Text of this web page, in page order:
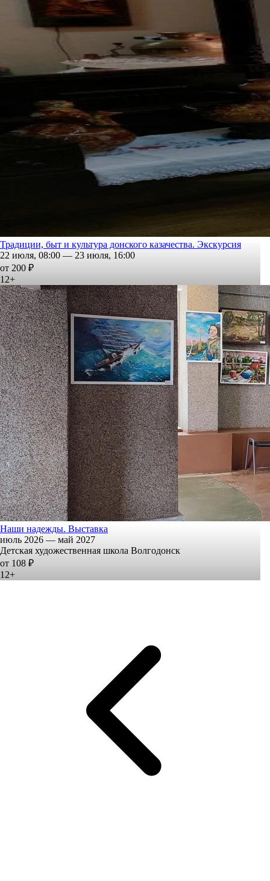
Традиции, быт и культура донского казачества. Экскурсия
22 июля, 08:00 — 23 июля, 16:00
от 200 ₽
12+
Наши надежды. Выставка
июль 2026 — май 2027
Детская художественная школа Волгодонск
от 108 ₽
12+